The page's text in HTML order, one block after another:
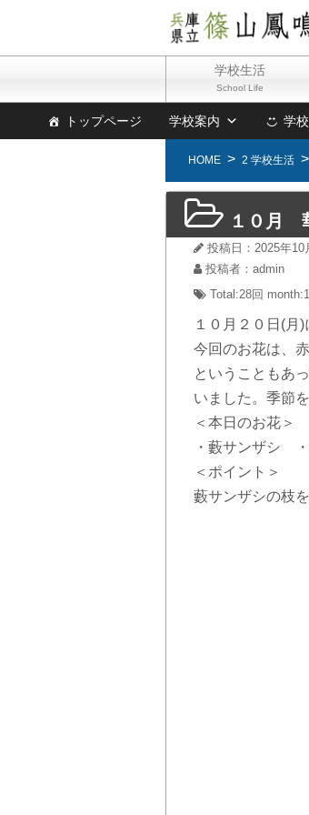
学校生活
School Life
トップページ 学校案内 学
HOME 2 学校生活
１０月
投稿日：2025年10
投稿者：admin
Total:28回 month:
１０月２０日(月)
今回のお花は、
ということもあ
いました。季節
＜本日のお花＞
・藪サンザシ
＜ポイント＞
藪サンザシの枝